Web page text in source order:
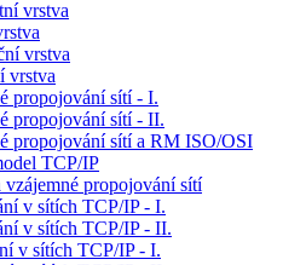
vrstva
vrstva
vrstva
propojování sítí - I.
propojování sítí - II.
propojování sítí a RM ISO/OSI
TCP/IP
vzájemné propojování sítí
v sítích TCP/IP - I.
v sítích TCP/IP - II.
v sítích TCP/IP - I.